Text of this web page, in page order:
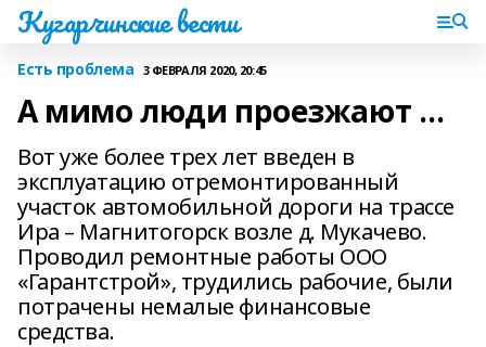
Кугарчинские вести
Есть проблема 3 ФЕВРАЛЯ 2020, 20:45
А мимо люди проезжают …
Вот уже более трех лет введен в
эксплуатацию отремонтированный
участок автомобильной дороги на трассе
Ира – Магнитогорск возле д. Мукачево.
Проводил ремонтные работы ООО
«Гарантстрой», трудились рабочие, были
потрачены немалые финансовые
средства.